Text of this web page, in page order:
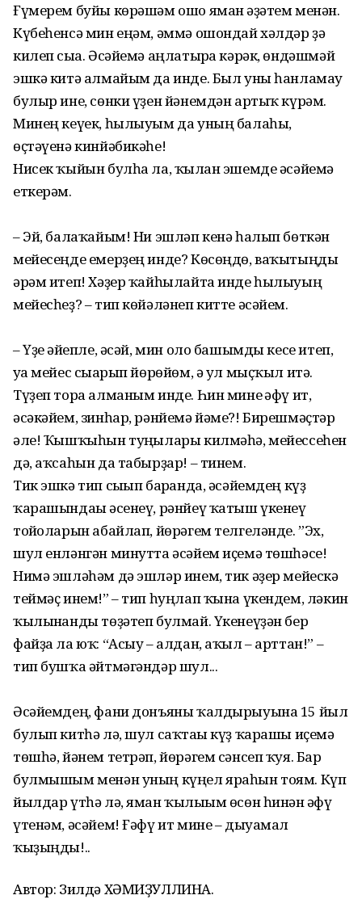
Ғүмерем буйы көрәшәм ошо яман ғәҙәтем менән.
Күбеһенсә мин еңәм, әммә ошондай хәлдәр ҙә
килеп сыға. Әсәйемә аңлатырға кәрәк, өндәшмәй
эшкә китә алмайым да инде. Был уны һанламау
булыр ине, сөнки үҙен йәнемдән артыҡ күрәм.
Минең кеүек, һылыуым да уның балаһы,
өҫтәүенә кинйәбикәһе!
Нисек ҡыйын булһа ла, ҡылған эшемде әсәйемә
еткерәм.
– Эй, балаҡайым! Ни эшләп кенә һалып бөткән
мейесеңде емерҙең инде? Көсөңдө, ваҡытыңды
әрәм итеп! Хәҙер ҡайһылайта инде һылыуың
мейесһеҙ? – тип көйәләнеп китте әсәйем.
– Үҙе ғәйепле, әсәй, мин оло башымды кесе итеп,
уға мейес сығарып йөрөйөм, ә ул мыҫҡыл итә.
Түҙеп тора алманым инде. Һин мине ғәфү ит,
әсәкәйем, зинһар, рәнйемә йәме?! Бирешмәҫтәр
әле! Ҡышҡыһын туңғылары килмәһә, мейессеһен
дә, аҡсаһын да табырҙар! – тинем.
Тик эшкә тип сығып барғанда, әсәйемдең күҙ
ҡарашындағы әсенеү, рәнйеү ҡатыш үкенеү
тойғоларын абайлап, йөрәгем телгеләнде. ”Эх,
шул енләнгән минутта әсәйем иҫемә төшһәсе!
Нимә эшләһәм дә эшләр инем, тик әҙер мейескә
теймәҫ инем!” – тип һуңлап ҡына үкендем, ләкин
ҡылынғанды төҙәтеп булмай. Үкенеүҙән бер
файҙа ла юҡ: “Асыу – алдан, аҡыл – арттан!” –
тип бушҡа әйтмәгәндәр шул...
Әсәйемдең, фани донъяны ҡалдырыуына 15 йыл
булып китһә лә, шул саҡтағы күҙ ҡарашы иҫемә
төшһә, йәнем тетрәп, йөрәгем сәнсеп ҡуя. Бар
булмышым менән уның күңел яраһын тоям. Күп
йылдар үтһә лә, яман ҡылығым өсөн һинән ғәфү
үтенәм, әсәйем! Ғәфү ит мине – дыуамал
ҡыҙыңды!..
Автор: Зилдә ХӘМИҘУЛЛИНА.